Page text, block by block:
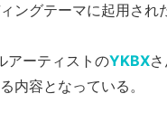
ングテーマに起用され
アーティストのYKBX
内容となっている。